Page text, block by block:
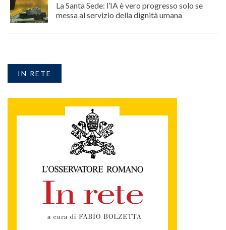
La Santa Sede: l’IA è vero progresso solo se
messa al servizio della dignità umana
IN RETE